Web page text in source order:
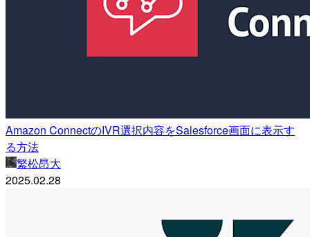
Amazon ConnectのIVR選択内容をSalesforce画面に表示す
る方法
繁松昂大
2025.02.28